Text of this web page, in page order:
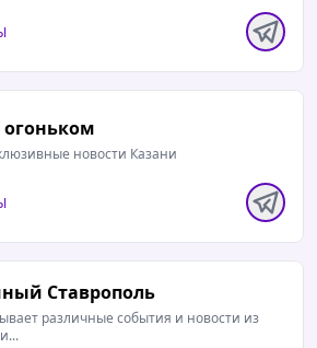
огоньком
новости Казани
Ставрополь️
различные события и новости из